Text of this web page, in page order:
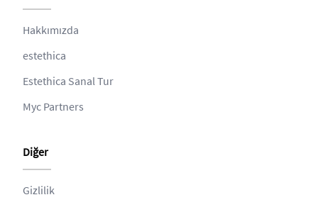
Hakkımızda
estethica
Estethica Sanal Tur
Myc Partners
Diğer
Gizlilik